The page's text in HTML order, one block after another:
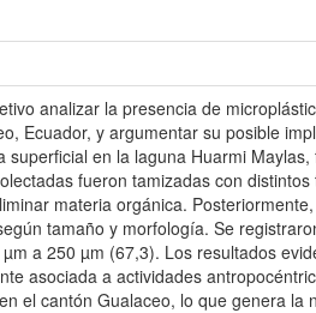
analizar la presencia de
Ecuador, y argumentar su posible
superficial en la laguna Huarmi
fueron tamizadas con
materia orgánica.
tamaño y morfología. Se
a 250 µm (67,3). Los resultados
asociada a actividades
el cantón Gualaceo, lo que genera